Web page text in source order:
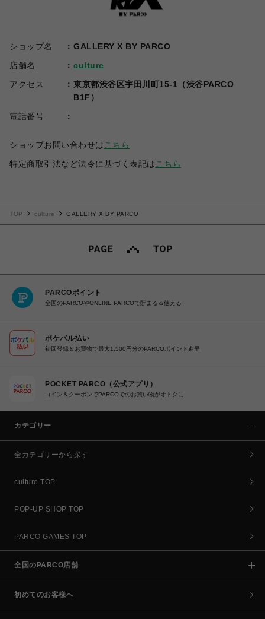
ショップ名
GALLERY X BY PARCO
店舗名
culture
アクセス
東京都渋谷区宇田川町15-1（渋谷PARCO
B1F）
電話番号
ショップお問い合わせは こちら
特定商取引法など法令に基づく表記は こちら
TOP culture GALLERY X BY PARCO
PARCOポイント
全国のPARCOやONLINE PARCOで貯まる＆使える
ポケパル払い
初回登録＆お買物で最大1,500円分のPARCOポイント進呈
POCKET PARCO（公式アプリ）
コイン＆クーポンでPARCOでのお買い物がオトクに
カテゴリー
全カテゴリーから探す
culture TOP
POP-UP SHOP TOP
PARCO GAMES TOP
全国のPARCO店舗
初めてのお客様へ